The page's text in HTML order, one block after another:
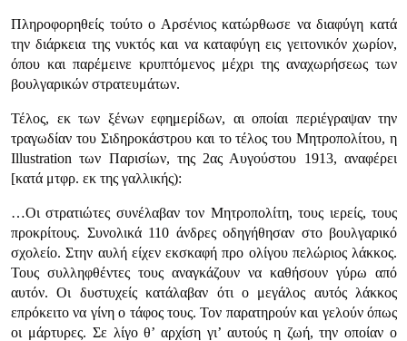
Πληροφορηθείς τούτο ο Αρσένιος κατώρθωσε να διαφύγη κατά
την διάρκεια της νυκτός και να καταφύγη εις γειτονικόν χωρίον,
όπου και παρέμεινε κρυπτόμενος μέχρι της αναχωρήσεως των
βουλγαρικών στρατευμάτων.
Τέλος, εκ των ξένων εφημερίδων, αι οποίαι περιέγραψαν την
τραγωδίαν του Σιδηροκάστρου και το τέλος του Μητροπολίτου, η
Illustration των Παρισίων, της 2ας Αυγούστου 1913, αναφέρει
[κατά μτφρ. εκ της γαλλικής):
…Οι στρατιώτες συνέλαβαν τον Μητροπολίτη, τους ιερείς, τους
προκρίτους. Συνολικά 110 άνδρες οδηγήθησαν στο βουλγαρικό
σχολείο. Στην αυλή είχεν εκσκαφή προ ολίγου πελώριος λάκκος.
Τους συλληφθέντες τους ανα­γκάζουν να καθήσουν γύρω από
αυτόν. Οι δυστυχείς κατάλαβαν ότι ο με­γάλος αυτός λάκκος
επρόκειτο να γίνη ο τάφος τους. Τον παρατηρούν και γελούν όπως
οι μάρτυρες. Σε λίγο θ’ αρχίση γι’ αυτούς η ζωή, την οποίαν ο